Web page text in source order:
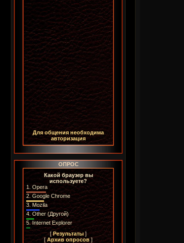
Для общения необходима
авторизация
ОПРОС
Какой браузер вы
используете?
1. Opera
2.Google Chrome
3. Mozila
4. Other (Другой)
5.Internet Explorer
[Результаты]
[Архив опросов]